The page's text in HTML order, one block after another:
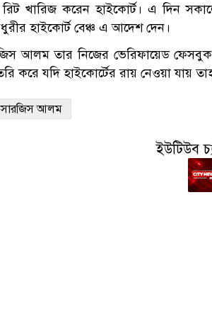
রিট খারিজ করেন হাইকোর্ট। এ দিন
হাইকোর্ট বেঞ্চ এ আদেশ দেন।
আলম তার নিজের ভেরিফায়েড
করে যদি হাইকোর্টের রায় নেওয়া যায়
সারজিস আলম
ইউটিউব